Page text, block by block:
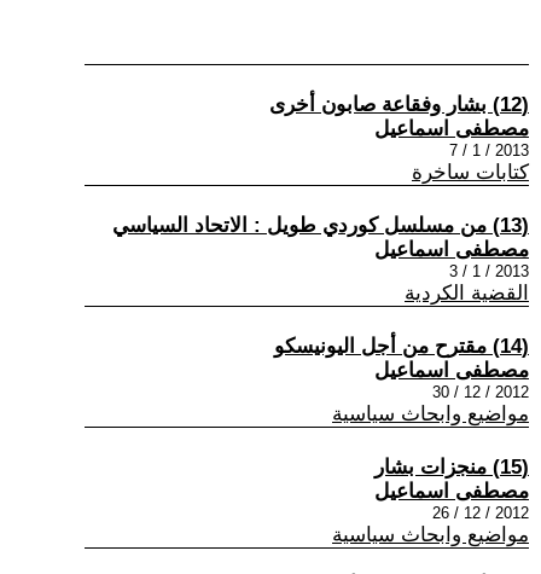
(12) بشار وفقاعة صابون أخرى
مصطفى اسماعيل
2013 / 1 / 7
كتابات ساخرة
(13) من مسلسل كوردي طويل : الاتحاد السياسي
مصطفى اسماعيل
2013 / 1 / 3
القضية الكردية
(14) مقترح من أجل اليونيسكو
مصطفى اسماعيل
2012 / 12 / 30
مواضيع وابحاث سياسية
(15) منجزات بشار
مصطفى اسماعيل
2012 / 12 / 26
مواضيع وابحاث سياسية